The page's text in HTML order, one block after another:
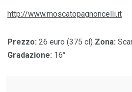
http://www.moscatopagnoncelli.it
Prezzo: 26 euro (375 cl) Zona:
Gradazione: 16°